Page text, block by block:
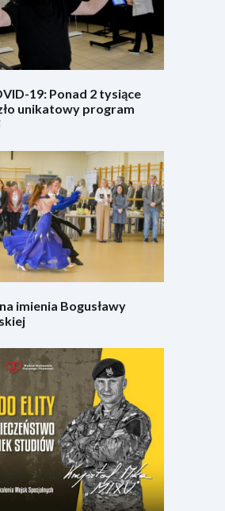
19: Ponad 2 tysiące
unikatowy program
imienia Bogusławy